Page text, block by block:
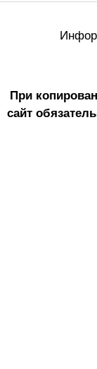
При
сайт